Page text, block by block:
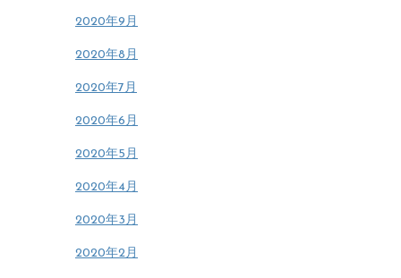
2020年9月
2020年8月
2020年7月
2020年6月
2020年5月
2020年4月
2020年3月
2020年2月